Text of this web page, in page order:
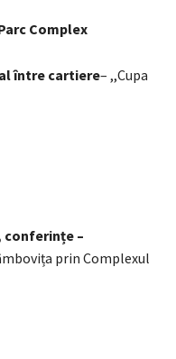
Complex
între cartiere– ,,Cupa
conferințe –
prin Complexul